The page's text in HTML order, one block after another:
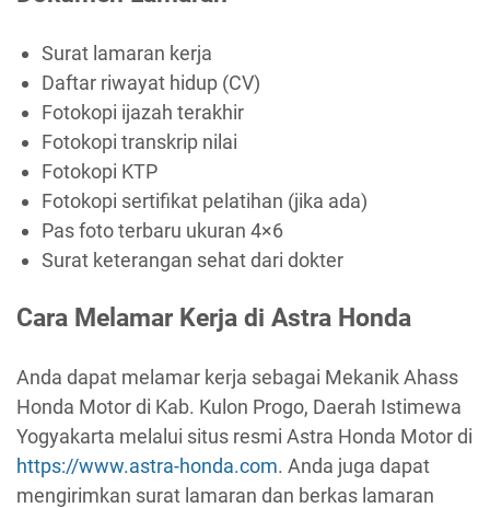
Surat lamaran kerja
Daftar riwayat hidup (CV)
Fotokopi ijazah terakhir
Fotokopi transkrip nilai
Fotokopi KTP
Fotokopi sertifikat pelatihan (jika ada)
Pas foto terbaru ukuran 4×6
Surat keterangan sehat dari dokter
Cara Melamar Kerja di Astra Honda
Anda dapat melamar kerja sebagai Mekanik Ahass
Honda Motor di Kab. Kulon Progo, Daerah Istimewa
Yogyakarta melalui situs resmi Astra Honda Motor di
https://www.astra-honda.com. Anda juga dapat
mengirimkan surat lamaran dan berkas lamaran